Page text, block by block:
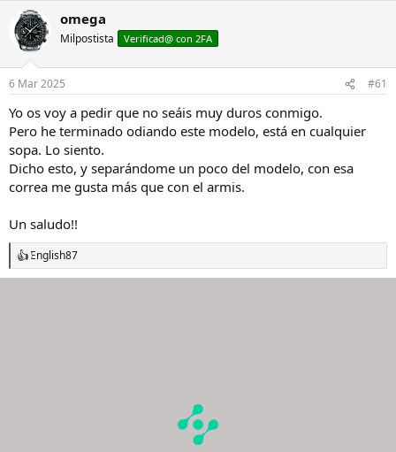
c
c
o
n
e
s
omega
Milpostista Verificad@ con 2FA
6 Mar 2025 #61
Yo os voy a pedir que no seáis muy duros conmigo.
Pero he terminado odiando este modelo, está en cualquier
sopa. Lo siento.
Dicho esto, y separándome un poco del modelo, con esa
correa me gusta más que con el armis.
Un saludo!!
R
e
English87